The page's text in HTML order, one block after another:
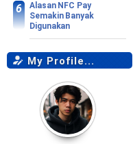
Alasan NFC Pay
Semakin Banyak
Digunakan
My Profile...